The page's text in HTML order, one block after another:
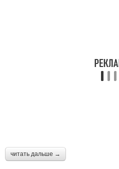
читать дальше →